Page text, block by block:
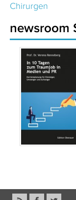
Chirurgen
newsroom